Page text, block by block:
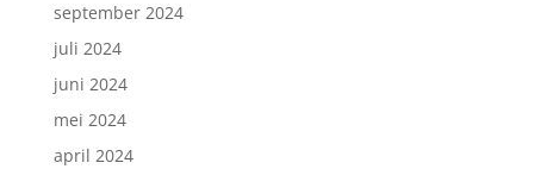
september 2024
juli 2024
juni 2024
mei 2024
april 2024